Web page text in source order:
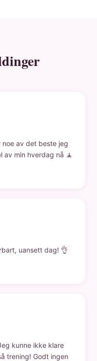
noe av det beste jeg
av min hverdag nå 🧘
uansett dag! 👌
kunne ikke klare
trening! Godt ingen